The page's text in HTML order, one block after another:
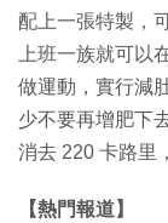
配上一張特製，
上班一族就可以
做運動，實行減
少不要再增肥下
消去 220 卡路里
【熱門報道】